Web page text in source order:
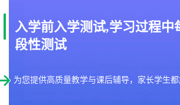
入学前入学测试,学习过程中
段性测试
为您提供高质量教学与课后辅导，家长学生